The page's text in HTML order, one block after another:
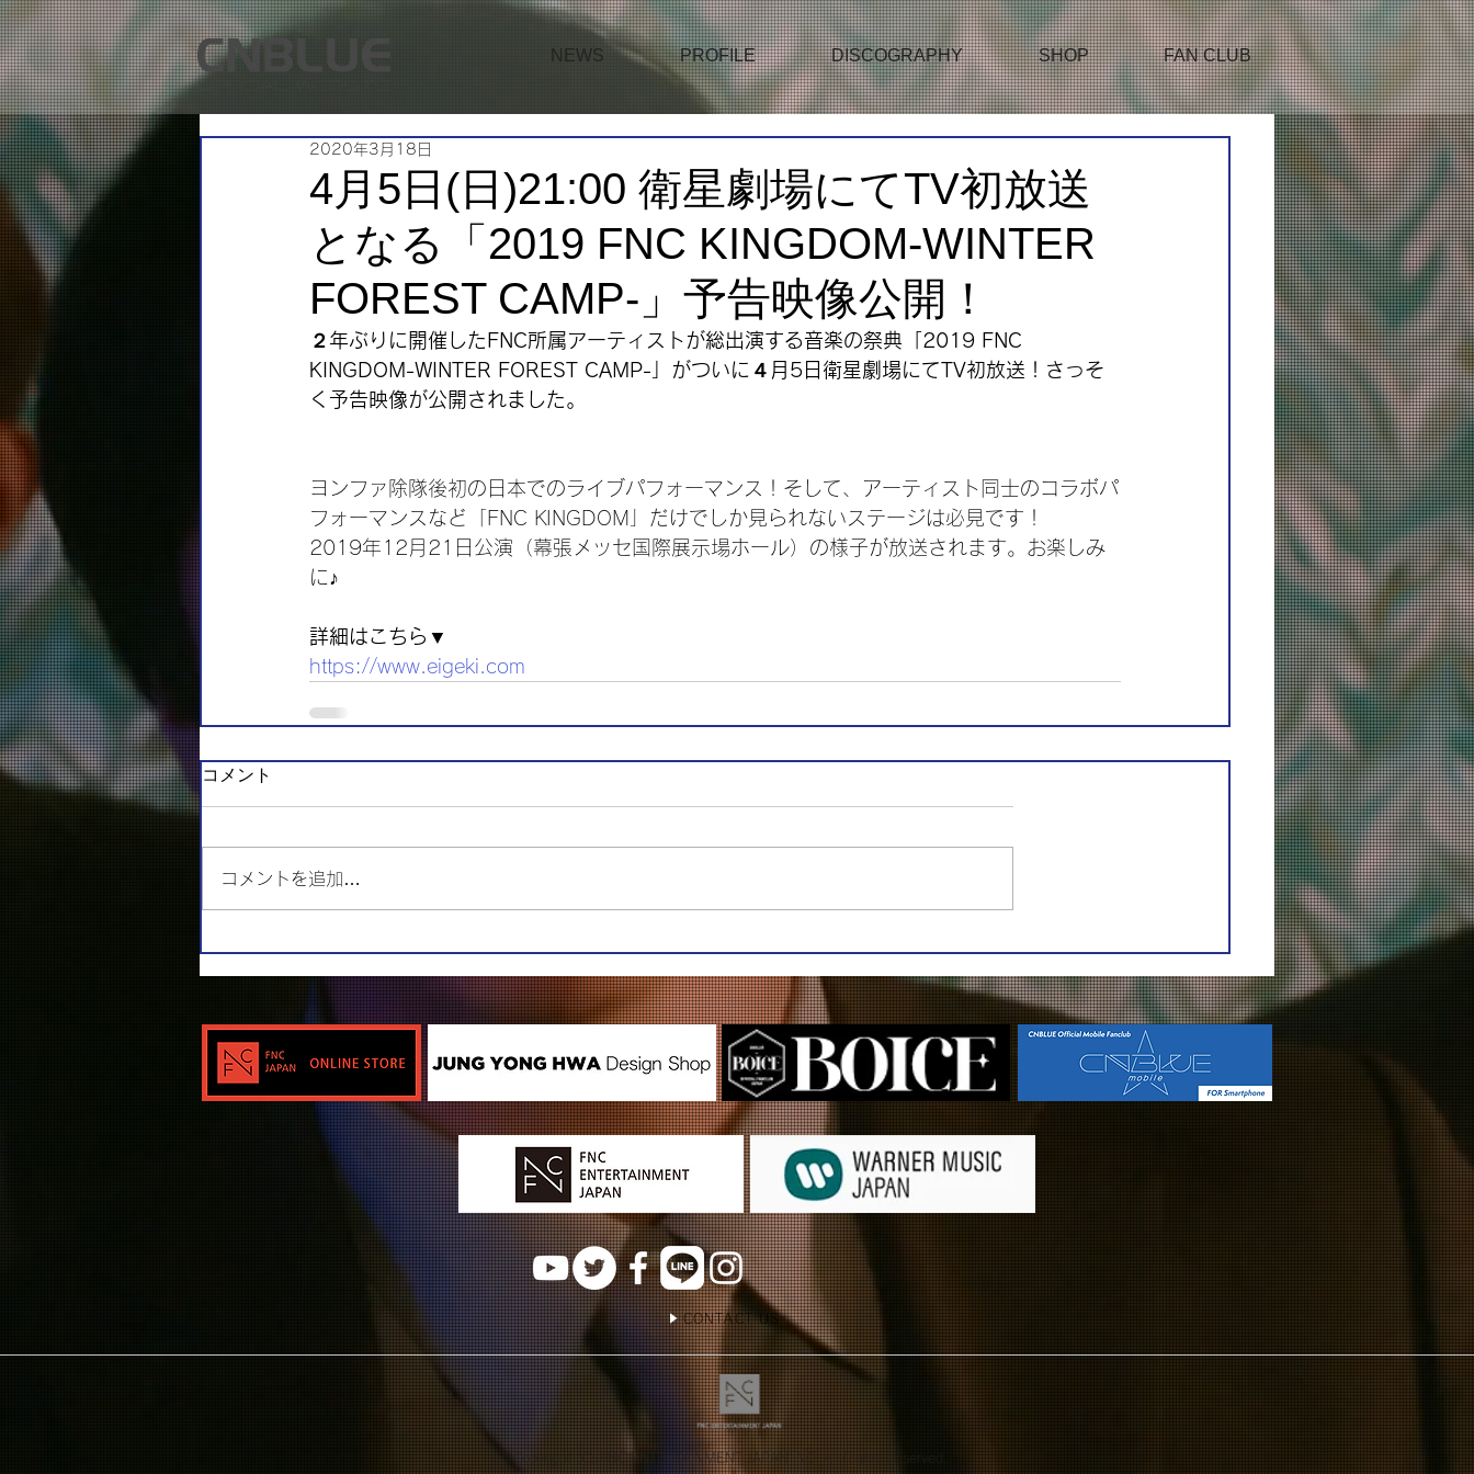
NEWS PROFILE DISCOGRAPHY SHOP FAN CLUB
4月5日(日)21:00 衛星劇場にてTV初放送
となる「2019 FNC KINGDOM-WINTER
FOREST CAMP-」予告映像公開！
2020年3月18日
２年ぶりに開催したFNC所属アーティストが総出演する音楽の祭典「2019 FNC
KINGDOM-WINTER FOREST CAMP-」がついに４月5日衛星劇場にてTV初放送！さっそ
く予告映像が公開されました。
ヨンファ除隊後初の日本でのライブパフォーマンス！そして、アーティスト同士のコラボパ
フォーマンスなど「FNC KINGDOM」だけでしか見られないステージは必見です！
2019年12月21日公演（幕張メッセ国際展示場ホール）の様子が放送されます。お楽しみ
に♪
詳細はこちら▼
https://www.eigeki.com
コメント
コメントを追加…
CONTACT US
Copyright (C) FNC ENTERTAINMENT JAPAN INC. All Rights Reserved.